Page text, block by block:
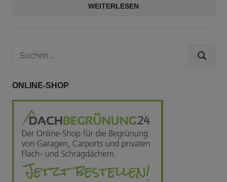
WEITERLESEN
Suchen
SUCHEN
ONLINE-SHOP